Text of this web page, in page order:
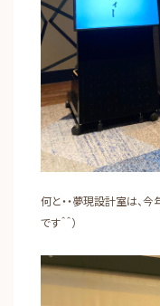
何と・・夢現設計室は、
です＾＾）